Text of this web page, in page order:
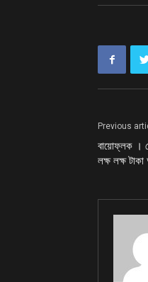
Previous
বায়োফ্লক ।
লক্ষ লক্ষ